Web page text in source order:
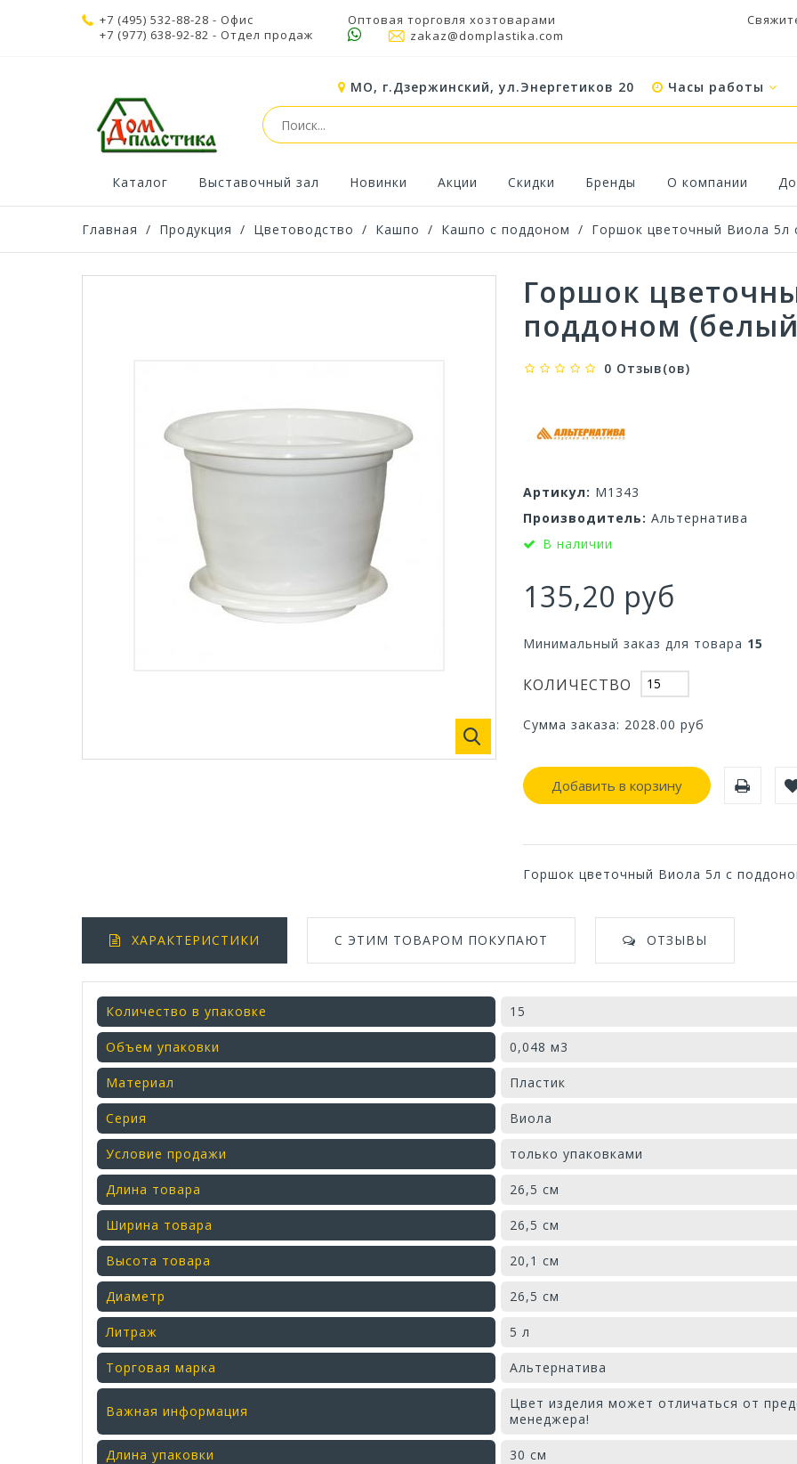
+7 (495) 532-88-28 - Офис
+7 (977) 638-92-82 - Отдел продаж
Оптовая торговля хозтоварами
zakaz@domplastika.com
МО, г.Дзержинский, ул.Энергетиков 20 Часы работы
Каталог Выставочный зал Новинки Акции Скидки Бренды О компании
Главная / Продукция / Цветоводство / Кашпо / Кашпо с поддоном / Горшок цветочный Виола 5л
Горшок
поддоном
0 Отзыв(ов)
Артикул: М1343
Производитель: Альтернатива
В наличии
135,20 руб
Минимальный заказ для товара 15
КОЛИЧЕСТВО
Сумма заказа: 2028.00 руб
Добавить в корзину
Горшок цветочный Виола 5л с
ХАРАКТЕРИСТИКИ С ЭТИМ ТОВАРОМ ПОКУПАЮТ ОТЗЫВЫ
Количество в упаковке 15
Объем упаковки 0,048 м3
Материал Пластик
Серия Виола
Условие продажи только упаковками
Длина товара 26,5 см
Ширина товара 26,5 см
Высота товара 20,1 см
Диаметр 26,5 см
Литраж 5 л
Торговая марка Альтернатива
Важная информация
Цвет изделия может отличаться от
менеджера!
Длина упаковки 30 см